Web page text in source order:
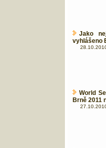
Jako
vyhlášeno
World
Brně 2011